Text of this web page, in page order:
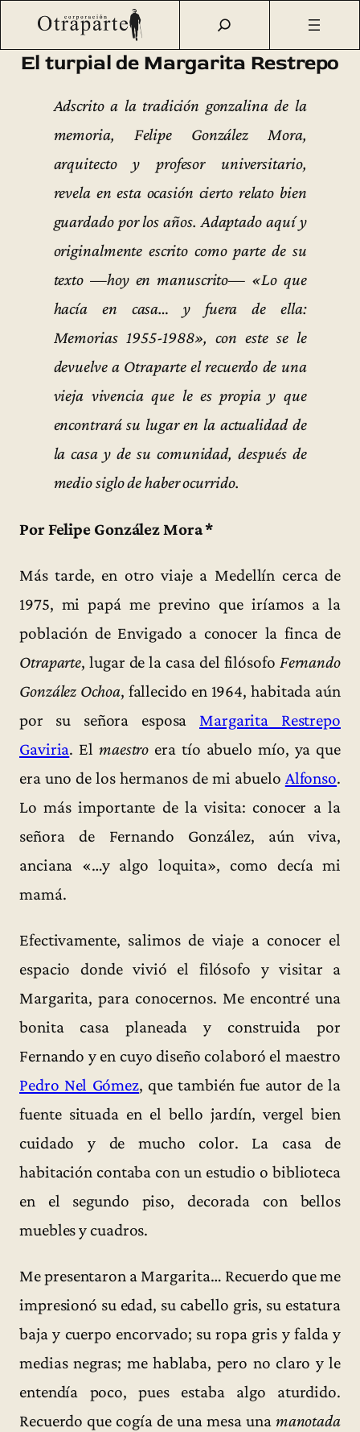
Saltar
contenido
Otraparte.org /Fernando González /Vida
El turpial de
Margarita Restrepo
El turpial de Margarita Restrepo
Adscrito a la tradición gonzalina de la
memoria, Felipe González Mora,
arquitecto y profesor universitario,
revela en esta ocasión cierto relato bien
guardado por los años. Adaptado aquí y
originalmente escrito como parte de su
texto —hoy en manuscrito— «Lo que
hacía en casa… y fuera de ella:
Memorias 1955-1988», con este se le
devuelve a Otraparte el recuerdo de una
vieja vivencia que le es propia y que
encontrará su lugar en la actualidad de
la casa y de su comunidad, después de
medio siglo de haber ocurrido.
Por Felipe González Mora *
Más tarde, en otro viaje a Medellín cerca de
1975, mi papá me previno que iríamos a la
población de Envigado a conocer la finca de
Otraparte, lugar de la casa del filósofo Fernando
González Ochoa, fallecido en 1964, habitada aún
por su señora esposa Margarita Restrepo
Gaviria. El maestro era tío abuelo mío, ya que
era uno de los hermanos de mi abuelo Alfonso.
Lo más importante de la visita: conocer a la
señora de Fernando González, aún viva,
anciana «…y algo loquita», como decía mi
mamá.
Efectivamente, salimos de viaje a conocer el
espacio donde vivió el filósofo y visitar a
Margarita, para conocernos. Me encontré una
bonita casa planeada y construida por
Fernando y en cuyo diseño colaboró el maestro
Pedro Nel Gómez, que también fue autor de la
fuente situada en el bello jardín, vergel bien
cuidado y de mucho color. La casa de
habitación contaba con un estudio o biblioteca
en el segundo piso, decorada con bellos
muebles y cuadros.
Me presentaron a Margarita… Recuerdo que me
impresionó su edad, su cabello gris, su estatura
baja y cuerpo encorvado; su ropa gris y falda y
medias negras; me hablaba, pero no claro y le
entendía poco, pues estaba algo aturdido.
Recuerdo que cogía de una mesa una manotada